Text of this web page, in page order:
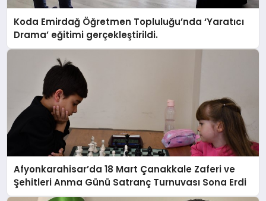
Koda Emirdağ Öğretmen Topluluğu’nda ‘Yaratıcı
Drama’ eğitimi gerçekleştirildi.
Afyonkarahisar’da 18 Mart Çanakkale Zaferi ve
Şehitleri Anma Günü Satranç Turnuvası Sona Erdi